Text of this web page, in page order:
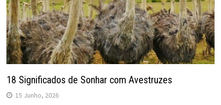
18 Significados de Sonhar com Avestruzes
15 Junho, 2026